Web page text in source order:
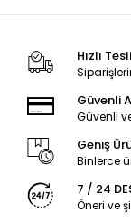
Hızlı
Güvenli
Güvenli
Geniş
Binlerce
7 / 24
Öneri ve